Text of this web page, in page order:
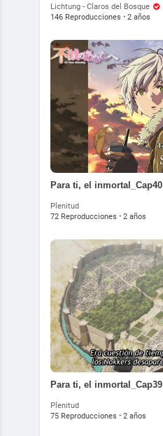
Lichtung - Claros del Bosque
146 Reproducciones · 2 años
⁣Para ti, el inmortal_Cap40
Plenitud
72 Reproducciones · 2 años
⁣⁣⁣⁣Para ti, el inmortal_Cap39
Plenitud
75 Reproducciones · 2 años